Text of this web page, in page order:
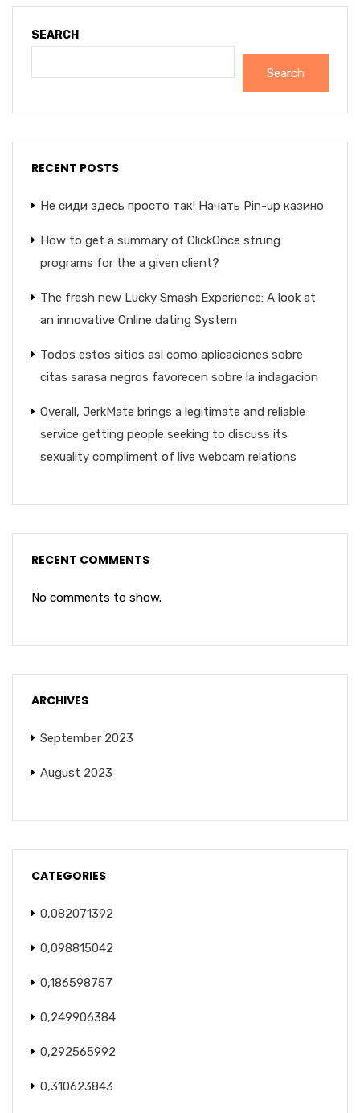
SEARCH
Search
RECENT POSTS
Не сиди здесь просто так! Начать Pin-up казино
How to get a summary of ClickOnce strung
programs for the a given client?
The fresh new Lucky Smash Experience: A look at
an innovative Online dating System
Todos estos sitios asi­ como aplicaciones sobre
citas sarasa negros favorecen sobre la indagacion
Overall, JerkMate brings a legitimate and reliable
service getting people seeking to discuss its
sexuality compliment of live webcam relations
RECENT COMMENTS
No comments to show.
ARCHIVES
September 2023
August 2023
CATEGORIES
0,082071392
0,098815042
0,186598757
0,249906384
0,292565992
0,310623843